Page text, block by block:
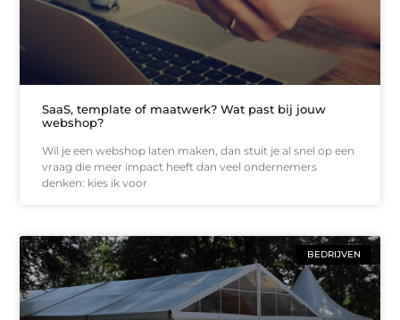
SaaS, template of maatwerk? Wat past bij jouw
webshop?
Wil je een webshop laten maken, dan stuit je al snel op een
vraag die meer impact heeft dan veel ondernemers
denken: kies ik voor
BEDRIJVEN